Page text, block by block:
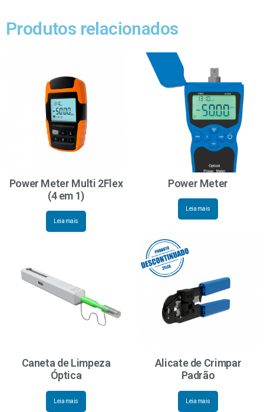
Produtos relacionados
Power Meter Multi 2Flex
(4 em 1)
Leia mais
Power Meter
Leia mais
Caneta de Limpeza
Óptica
Leia mais
Alicate de Crimpar
Padrão
Leia mais